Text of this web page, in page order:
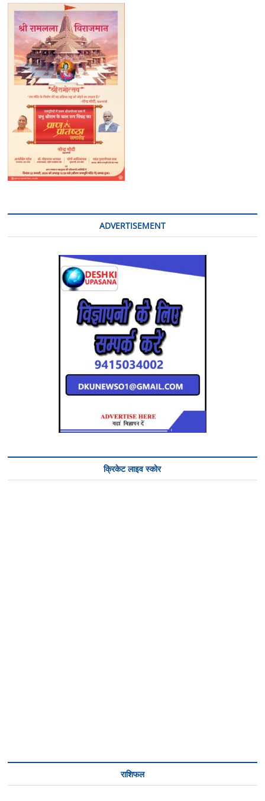
ADVERTISEMENT
क्रिकेट लाइव स्कोर
राशिफल